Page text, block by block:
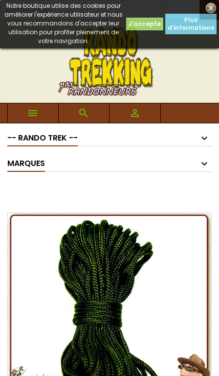

Notre boutique utilise des cookies pour
améliorer l'expérience utilisateur et nous
vous recommandons d'accepter leur
utilisation pour profiter pleinement de
votre navigation.
J'accepte
Plus
d'informations
  
-- RANDO TREK --
MARQUES